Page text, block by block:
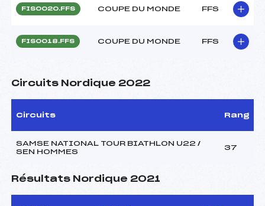
FIS0020.FFS COUPE DU MONDE FFS
FIS0018.FFS COUPE DU MONDE FFS
Circuits Nordique 2022
Circuits Rang
SAMSE NATIONAL TOUR BIATHLON U22 /
SEN HOMMES
37
Résultats Nordique 2021